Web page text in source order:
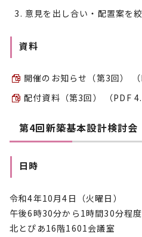
意見を出し合い・配置案を
資料
開催のお知らせ（第3回） （
配付資料（第3回） （PDF
第4回新築基本設計検討会
日時
令和4年10月4日（火曜日）
午後6時30分から1時間30分程度
北とぴあ16階1601会議室